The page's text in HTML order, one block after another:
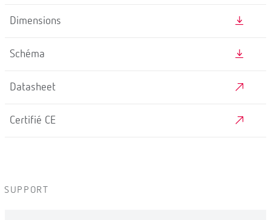
Dimensions
Schéma
Datasheet
Certifié CE
SUPPORT